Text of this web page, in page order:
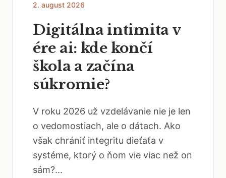
2. august 2026
Digitálna intimita v
ére ai: kde končí
škola a začína
súkromie?
V roku 2026 už vzdelávanie nie je len
o vedomostiach, ale o dátach. Ako
však chrániť integritu dieťaťa v
systéme, ktorý o ňom vie viac než on
sám?...